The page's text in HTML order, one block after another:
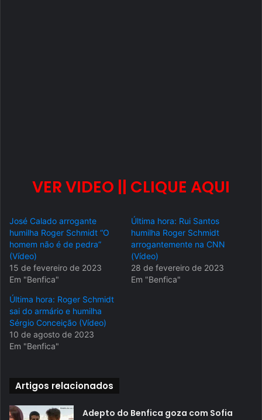
VER VIDEO || CLIQUE AQUI
José Calado arrogante
humilha Roger Schmidt “O
homem não é de pedra”
(Vídeo)
15 de fevereiro de 2023
Em "Benfica"
Última hora: Rui Santos
humilha Roger Schmidt
arrogantemente na CNN
(Vídeo)
28 de fevereiro de 2023
Em "Benfica"
Última hora: Roger Schmidt
sai do armário e humilha
Sérgio Conceição (Vídeo)
10 de agosto de 2023
Em "Benfica"
Artigos relacionados
Adepto do Benfica goza com Sofia